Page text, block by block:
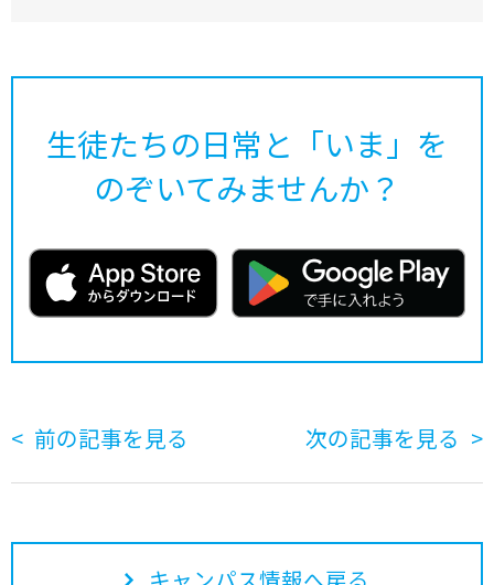
生徒たちの日常と「いま」を
のぞいてみませんか？
前の記事を見る 次の記事を見る